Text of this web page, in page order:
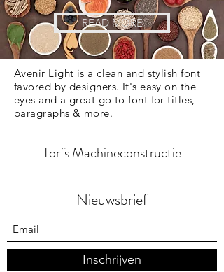
READ MORE
Avenir Light is a clean and stylish font
favored by designers. It's easy on the
eyes and a great go to font for titles,
paragraphs & more.
Torfs Machineconstructie
Nieuwsbrief
Inschrijven